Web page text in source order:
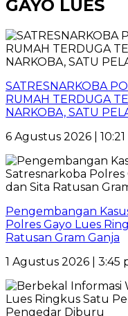
GAYO LUES
SATRESNARKOBA
RUMAH TERDUGA
NARKOBA, SATU
6 Agustus 2026 |
Pengembangan
Polres Gayo Lues
Ratusan Gram Ganja
1 Agustus 2026 | 3:45